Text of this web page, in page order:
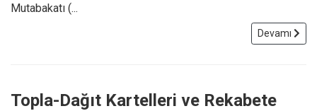
Mutabakatı (...
Devamı
Topla-Dağıt Kartelleri ve Rekabete